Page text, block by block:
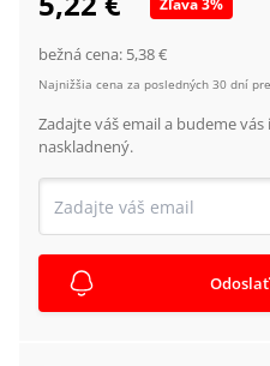
Zľava3%
bežná cena: 5,38 €
Najnižšia cena za posledných 30 dní
Zadajte váš email a budeme
naskladnený.